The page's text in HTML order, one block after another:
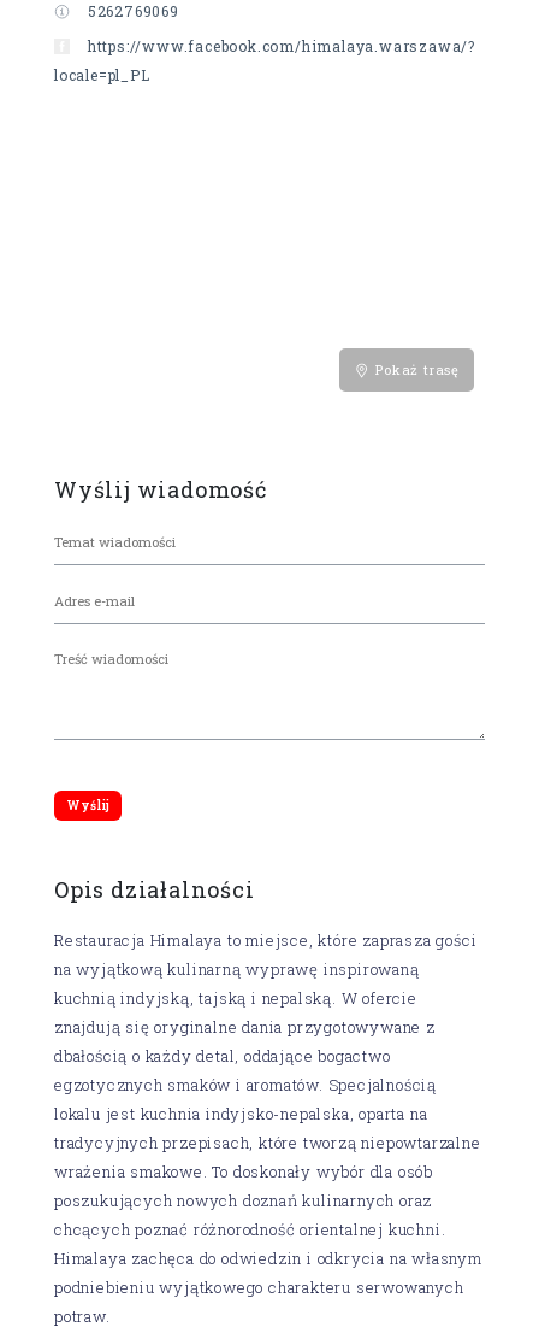
5262769069
https://www.facebook.com/himalaya.warszawa/?
locale=pl_PL
Pokaż trasę
Wyślij wiadomość
Opis działalności
Restauracja Himalaya to miejsce, które zaprasza gości
na wyjątkową kulinarną wyprawę inspirowaną
kuchnią indyjską, tajską i nepalską. W ofercie
znajdują się oryginalne dania przygotowywane z
dbałością o każdy detal, oddające bogactwo
egzotycznych smaków i aromatów. Specjalnością
lokalu jest kuchnia indyjsko-nepalska, oparta na
tradycyjnych przepisach, które tworzą niepowtarzalne
wrażenia smakowe. To doskonały wybór dla osób
poszukujących nowych doznań kulinarnych oraz
chcących poznać różnorodność orientalnej kuchni.
Himalaya zachęca do odwiedzin i odkrycia na własnym
podniebieniu wyjątkowego charakteru serwowanych
potraw.